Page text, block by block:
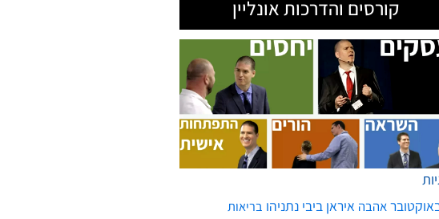
קורסים והדרכות אונליין
אהבה איראן ביבי נתניהו בריאות